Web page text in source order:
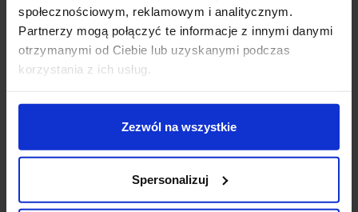
społecznościowym, reklamowym i analitycznym.
Partnerzy mogą połączyć te informacje z innymi danymi
otrzymanymi od Ciebie lub uzyskanymi podczas
korzystania z ich usług.
Zezwól na wszystkie
Spersonalizuj
Astro BOX LANTERN 350 1354004 to kinkiet ścienny,
zewnętrzny w kształcie sześcianu, wyglądem
przypominający latarnię. Wykończony jest w
Lampa posiada podwyższony stopień szczelności IP23,
który umożliwia montaż wewnątrz i na zewnątrz
budynków. Oprawa jako źródło światła wykorzystuje
Tradycyjne źródło światła można wymienić na żarówkę
energooszczędną lub LED, który dają duże